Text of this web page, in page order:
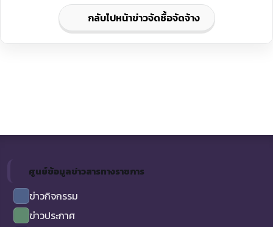
กลับไปหน้าข่าวจัดซื้อจัดจ้าง
ศูนย์ข้อมูลข่าวสารทางราชการ
ข่าวกิจกรรม
ข่าวประกาศ